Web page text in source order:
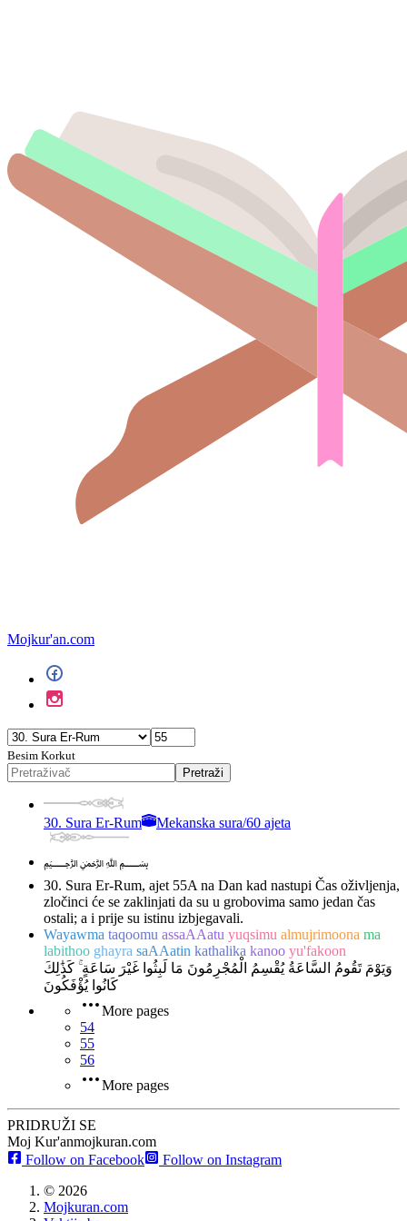
Mojkur'an.com
Besim Korkut
Pretraži
30. Sura Er-Rum Mekanska sura/60 ajeta
﷽
30. Sura Er-Rum, ajet 55A na Dan kad nastupi Čas oživljenja,
zločinci će se zaklinjati da su u grobovima samo jedan čas
ostali; a i prije su istinu izbjegavali.
Wayawma taqoomu assaAAatu yuqsimu almujrimoona ma
labithoo ghayra saAAatin kathalika kanoo yu'fakoon
وَيَوْمَ تَقُومُ السَّاعَةُ يُقْسِمُ الْمُجْرِمُونَ مَا لَبِثُوا غَيْرَ سَاعَةٍ ۚ كَذَٰلِكَ
كَانُوا يُؤْفَكُونَ
More pages
54
55
56
More pages
PRIDRUŽI SE
Moj Kur'anmojkuran.com
Follow on Facebook
Follow on Instagram
© 2026
Mojkuran.com